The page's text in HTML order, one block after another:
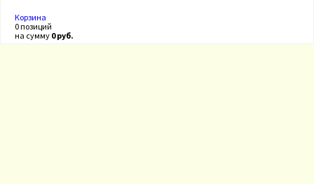
Корзина
0 позиций
на сумму 0 руб.